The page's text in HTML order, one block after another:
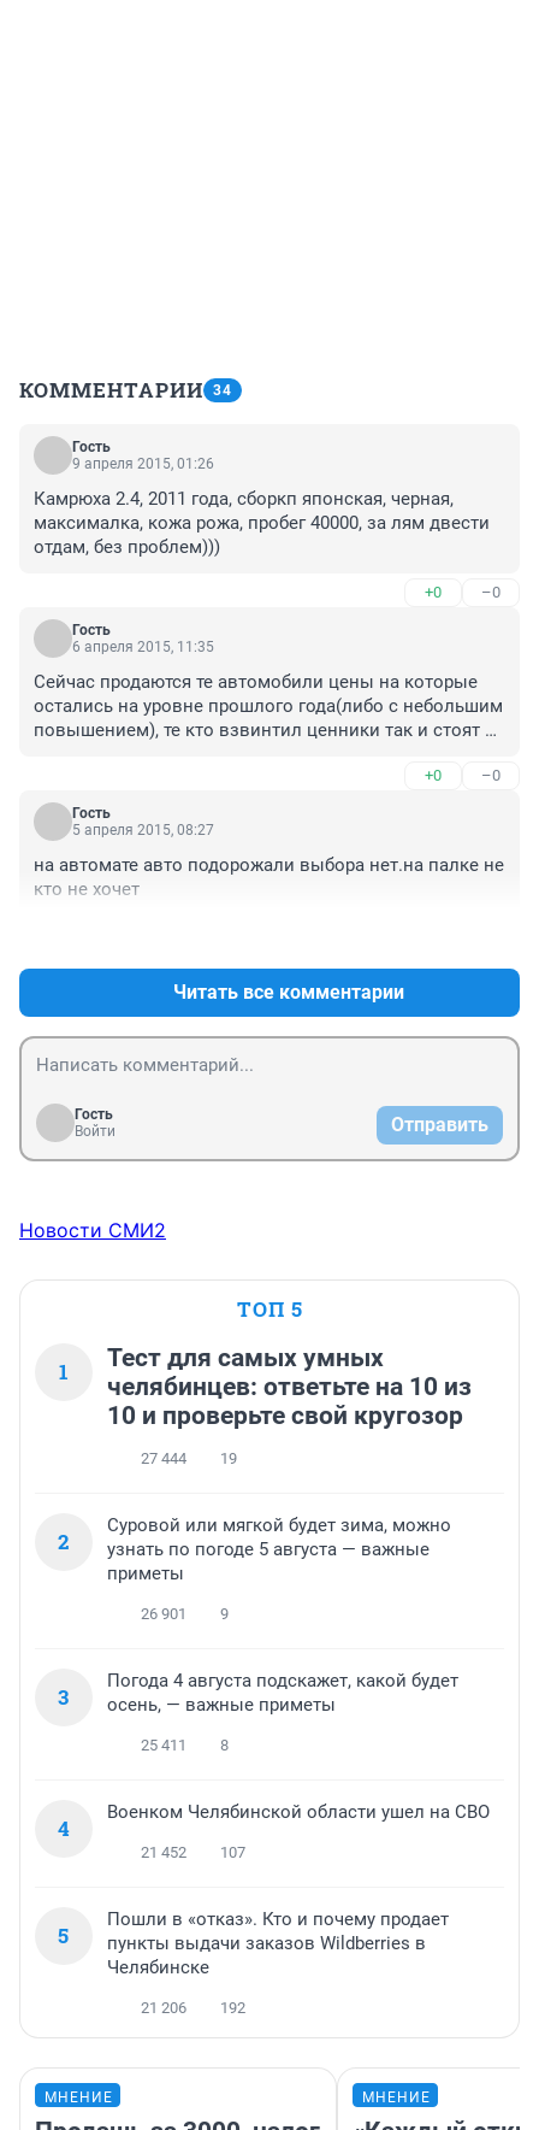
КОММЕНТАРИИ 34
Гость
9 апреля 2015, 01:26
Камрюха 2.4, 2011 года, сборкп японская, черная,
максималка, кожа рожа, пробег 40000, за лям двести
отдам, без проблем)))
+0 –0
Гость
6 апреля 2015, 11:35
Сейчас продаются те автомобили цены на которые
остались на уровне прошлого года(либо с небольшим
повышением), те кто взвинтил ценники так и стоят
+0 –0
Гость
5 апреля 2015, 08:27
на автомате авто подорожали выбора нет.на палке не
кто не хочет
Читать все комментарии
Гость
Войти
Отправить
Новости СМИ2
ТОП 5
1
Тест для самых умных
челябинцев: ответьте на 10 из
10 и проверьте свой кругозор
27 444 19
2
Суровой или мягкой будет зима, можно
узнать по погоде 5 августа — важные
приметы
26 901 9
3
Погода 4 августа подскажет, какой будет
осень, — важные приметы
25 411 8
4
Военком Челябинской области ушел на СВО
21 452 107
5
Пошли в «отказ». Кто и почему продает
пункты выдачи заказов Wildberries в
Челябинске
21 206 192
МНЕНИЕ МНЕНИЕ